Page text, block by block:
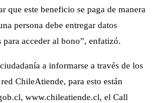
que este beneficio se paga de manera
persona debe entregar datos
para acceder al bono”, enfatizó.
a informarse a través de los
ChileAtiende, para esto están
www.chileatiende.cl, el Call